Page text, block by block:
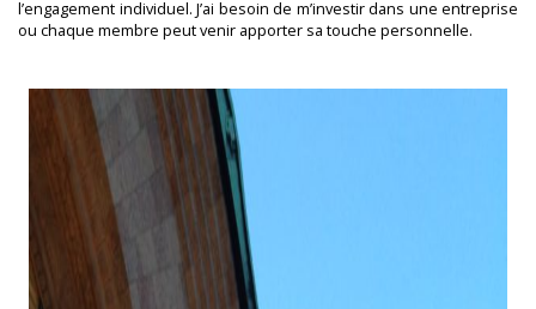
l’engagement individuel. J’ai besoin de m’investir dans une entreprise
ou chaque membre peut venir apporter sa touche personnelle.